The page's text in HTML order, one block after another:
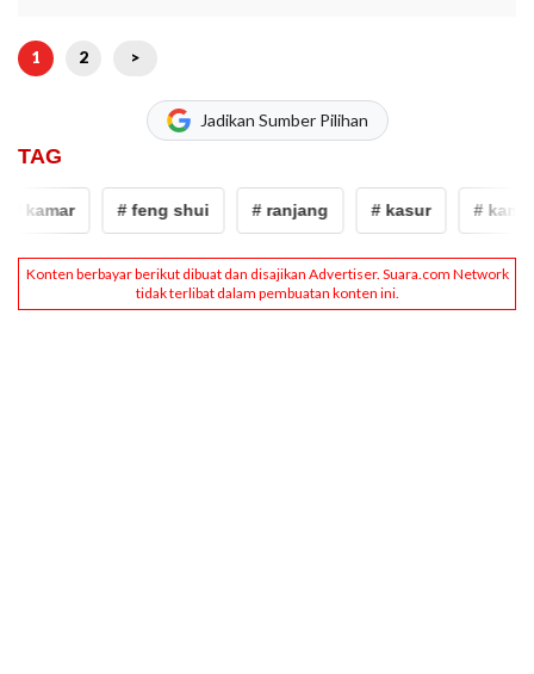
1 2 >
Jadikan Sumber Pilihan
TAG
kamar # feng shui # ranjang # kasur # kamar